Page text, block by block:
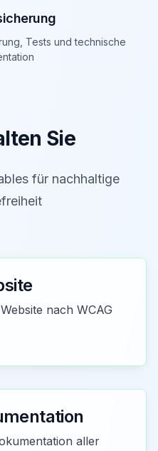
Tests und technische
Sie
für nachhaltige
nach WCAG
aller